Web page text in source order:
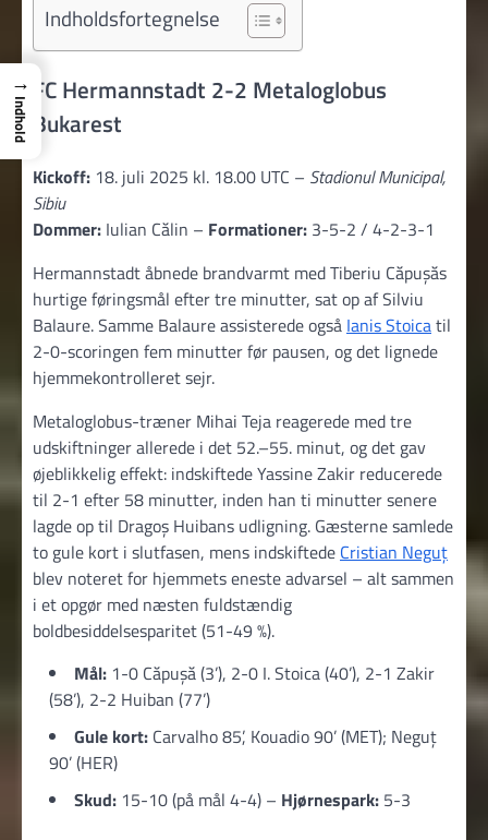
Indholdsfortegnelse
FC Hermannstadt 2-2 Metaloglobus
Bukarest
Kickoff: 18. juli 2025 kl. 18.00 UTC – Stadionul Municipal,
Sibiu
Dommer: Iulian Călin – Formationer: 3-5-2 / 4-2-3-1
Hermannstadt åbnede brandvarmt med Tiberiu Căpușăs
hurtige føringsmål efter tre minutter, sat op af Silviu
Balaure. Samme Balaure assisterede også Ianis Stoicatil
2-0-scoringen fem minutter før pausen, og det lignede
hjemmekontrolleret sejr.
Metaloglobus-træner Mihai Teja reagerede med tre
udskiftninger allerede i det 52.–55. minut, og det gav
øjeblikkelig effekt: indskiftede Yassine Zakir reducerede
til 2-1 efter 58 minutter, inden han ti minutter senere
lagde op til Dragoș Huibans udligning. Gæsterne samlede
to gule kort i slutfasen, mens indskiftede Cristian Neguț
blev noteret for hjemmets eneste advarsel – alt sammen
i et opgør med næsten fuldstændig
boldbesiddelsesparitet (51-49 %).
Mål: 1-0 Căpușă (3’), 2-0 I. Stoica (40’), 2-1 Zakir
(58’), 2-2 Huiban (77’)
Gule kort: Carvalho 85’, Kouadio 90’ (MET); Neguț
90’ (HER)
Skud: 15-10 (på mål 4-4) – Hjørnespark: 5-3
→
Indhold